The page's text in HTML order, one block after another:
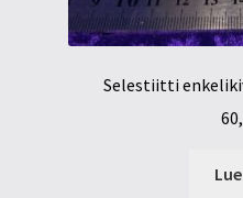
Selestiitti